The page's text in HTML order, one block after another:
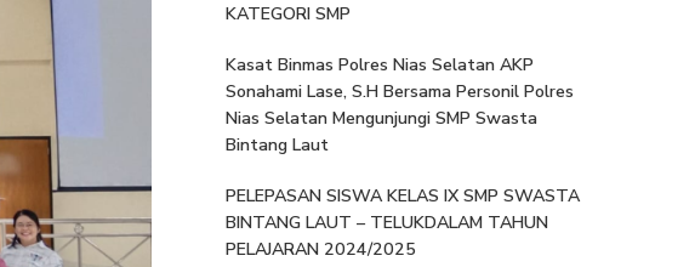
KATEGORI SMP
Kasat Binmas Polres Nias Selatan AKP
Sonahami Lase, S.H Bersama Personil Polres
Nias Selatan Mengunjungi SMP Swasta
Bintang Laut
PELEPASAN SISWA KELAS IX SMP SWASTA
BINTANG LAUT – TELUKDALAM TAHUN
PELAJARAN 2024/2025